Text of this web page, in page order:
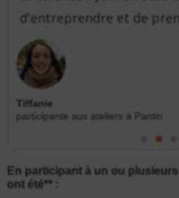
d'entreprendre et de
Tiffanie
participante aux ateliers à Pantin
En participant à un ou
ont été** :